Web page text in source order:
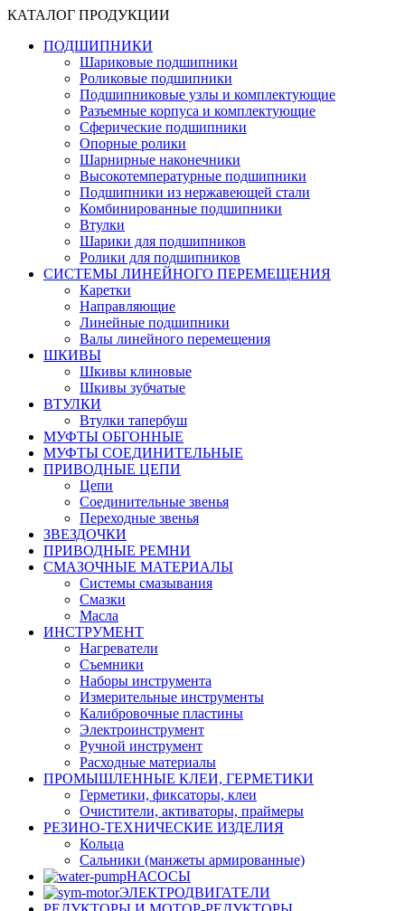
КАТАЛОГ ПРОДУКЦИИ
ПОДШИПНИКИ
Шариковые подшипники
Роликовые подшипники
Подшипниковые узлы и комплектующие
Разъемные корпуса и комплектующие
Сферические подшипники
Опорные ролики
Шарнирные наконечники
Высокотемпературные подшипники
Подшипники из нержавеющей стали
Комбинированные подшипники
Втулки
Шарики для подшипников
Ролики для подшипников
СИСТЕМЫ ЛИНЕЙНОГО ПЕРЕМЕЩЕНИЯ
Каретки
Направляющие
Линейные подшипники
Валы линейного перемещения
ШКИВЫ
Шкивы клиновые
Шкивы зубчатые
ВТУЛКИ
Втулки тапербуш
МУФТЫ ОБГОННЫЕ
МУФТЫ СОЕДИНИТЕЛЬНЫЕ
ПРИВОДНЫЕ ЦЕПИ
Цепи
Соединительные звенья
Переходные звенья
ЗВЕЗДОЧКИ
ПРИВОДНЫЕ РЕМНИ
СМАЗОЧНЫЕ МАТЕРИАЛЫ
Системы смазывания
Смазки
Масла
ИНСТРУМЕНТ
Нагреватели
Съемники
Наборы инструмента
Измерительные инструменты
Калибровочные пластины
Электроинструмент
Ручной инструмент
Расходные материалы
ПРОМЫШЛЕННЫЕ КЛЕИ, ГЕРМЕТИКИ
Герметики, фиксаторы, клеи
Очистители, активаторы, праймеры
РЕЗИНО-ТЕХНИЧЕСКИЕ ИЗДЕЛИЯ
Кольца
Сальники (манжеты армированные)
НАСОСЫ
ЭЛЕКТРОДВИГАТЕЛИ